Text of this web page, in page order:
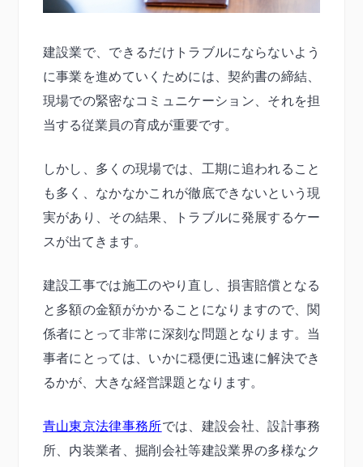
建設業で、できるだけトラブルにならないよう
に事業を進めていくためには、契約書の締結、
現場での緊密なコミュニケーション、それを担
当する従業員の育成が重要です。
しかし、多くの現場では、工期に追われること
も多く、なかなかこれが徹底できないという現
実があり、その結果、トラブルに発展するケー
スが出てきます。
建設工事では施工のやり直し、損害賠償となる
と多額の金額がかかることになりますので、関
係者にとって非常に深刻な問題となります。当
事者にとっては、いかに穏便に迅速に解決でき
るかが、大きな経営課題となります。
青山東京法律事務所では、建設会社、設計事務
所、内装業者、掘削会社等建設業界の多様なク